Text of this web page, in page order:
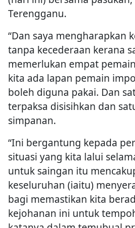
Terengganu.
“Dan saya mengharapkan
tanpa kecederaan kerana
memerlukan empat
kita ada lapan pemain
boleh diguna pakai. Dan
terpaksa disisihkan dan
simpanan.
“Ini bergantung kepada
situasi yang kita lalui
untuk saingan itu
keseluruhan (iaitu)
bagi memastikan kita
kejohanan ini untuk